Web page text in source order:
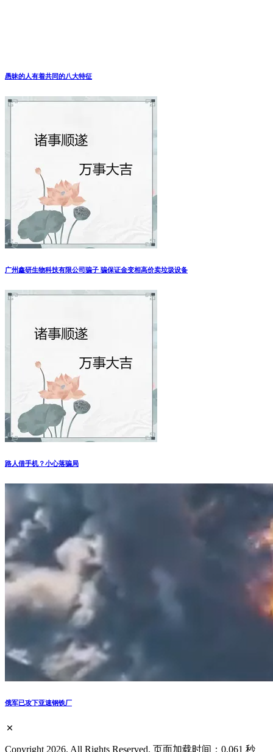
愚昧的人有着共同的八大特征
广州鑫研生物科技有限公司骗子 骗保证金变相高价卖垃圾设备
路人借手机？小心落骗局
俄军已攻下亚速钢铁厂
Copyright 2026. All Rights Reserved. 页面加载时间：0.061 秒